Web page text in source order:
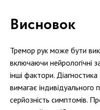
Висновок
Тремор рук може бути
включаючи нейрологічні
інші фактори.
вимагає
серйозність симптомів.